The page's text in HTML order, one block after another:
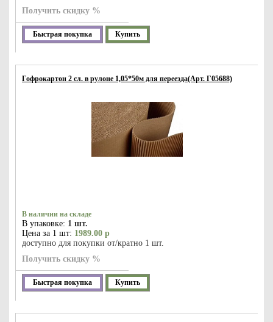
Получить скидку %
Быстрая покупка Купить
Гофрокартон 2 сл. в рулоне 1,05*50м для переезда(Арт. Г05688)
В наличии на складе
В упаковке: 1 шт.
Цена за 1 шт: 1989.00 р
доступно для покупки от/кратно 1 шт.
Получить скидку %
Быстрая покупка Купить